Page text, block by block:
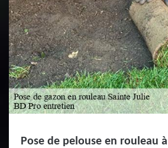
Pose de pelouse en rouleau